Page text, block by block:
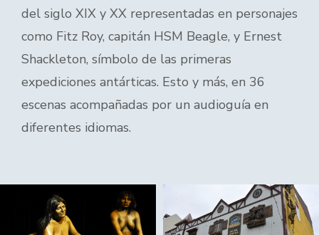
del siglo XIX y XX representadas en personajes
como Fitz Roy, capitán HSM Beagle, y Ernest
Shackleton, símbolo de las primeras
expediciones antárticas. Esto y más, en 36
escenas acompañadas por un audioguía en
diferentes idiomas.